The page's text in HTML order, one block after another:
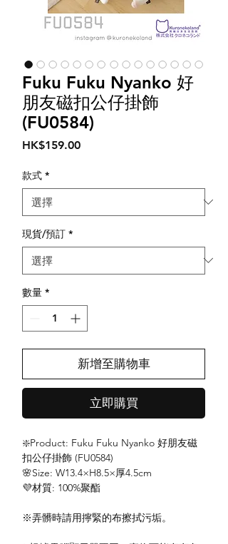
Fuku Fuku Nyanko 好
朋友磁扣公仔掛飾
(FU0584)
HK$159.00價
款式 *
現貨/預訂 *
數量 *
新增至購物車
立即購買
❇️Product: Fuku Fuku Nyanko 好朋友磁
扣公仔掛飾 (FU0584)
🌸Size: W13.4×H8.5×厚4.5cm
💜材質: 100%聚酯
※弄髒時請用擰緊的布擦拭污垢。